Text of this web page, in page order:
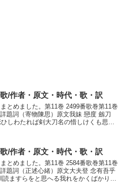
/作者・原文・時代・歌・訳
とめました。第11巻 2499番歌巻第11巻
題詞（寄物陳思）原文我妹 戀度 劔刀
しわたれば剣大刀名の惜しけくも思ひ
/作者・原文・時代・歌・訳
とめました。第11巻 2584番歌巻第11巻
題詞（正述心緒）原文大夫登 念有吾乎
ますらをと思へる我れをかくばかり恋